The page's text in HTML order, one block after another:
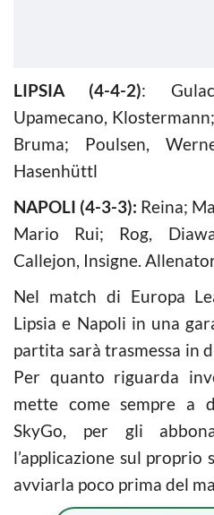
LIPSIA (4-4-2):
Upamecano,
Bruma; Poulsen,
Hasenhüttl
NAPOLI (4-3-3): Reina;
Mario Rui; Rog,
Callejon, Insigne.
Nel match di Europa
Lipsia e Napoli in una
partita sarà trasmessa in
Per quanto riguarda
mette come sempre a
SkyGo, per gli
l’applicazione sul
avviarla poco prima del